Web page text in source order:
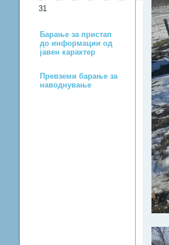
31
Барање за пристап
до информации од
јавен карактер
Превземи барање за
наводнување